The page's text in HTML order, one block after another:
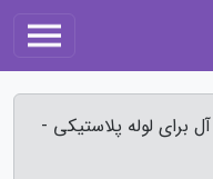
برای لوله پلاستیکی -